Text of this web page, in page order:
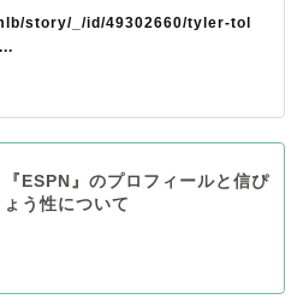
story/_/id/49302660/tyler-tol
『ESPN』のプロフィールと信ぴ
ょう性について